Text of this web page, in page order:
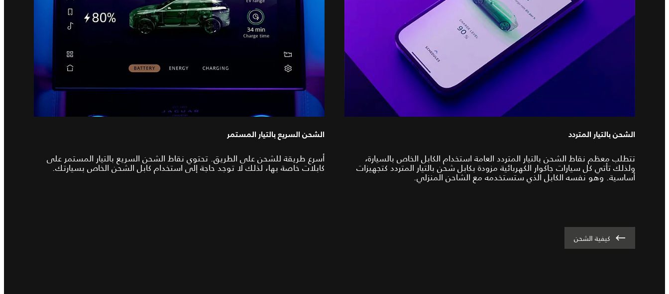
الشحن بالتيار المتردد
تتطلب معظم نقاط الشحن بالتيار المتردد العامة استخدام الكابل الخاص بالسيارة،
ولذلك تأتي كل سيارات جاكوار الكهربائية مزودة بكابل شحن بالتيار المتردد كتجهيزات
أساسية. وهو نفسه الكابل الذي ستستخدمه مع الشاحن المنزلي.
الشحن السريع بالتيار المستمر
أسرع طريقة للشحن على الطريق. تحتوي نقاط الشحن السريع بالتيار المستمر على
كابلات خاصة بها، لذلك لا توجد حاجة إلى استخدام كابل الشحن الخاص بسيارتك.
كيفية الشحن